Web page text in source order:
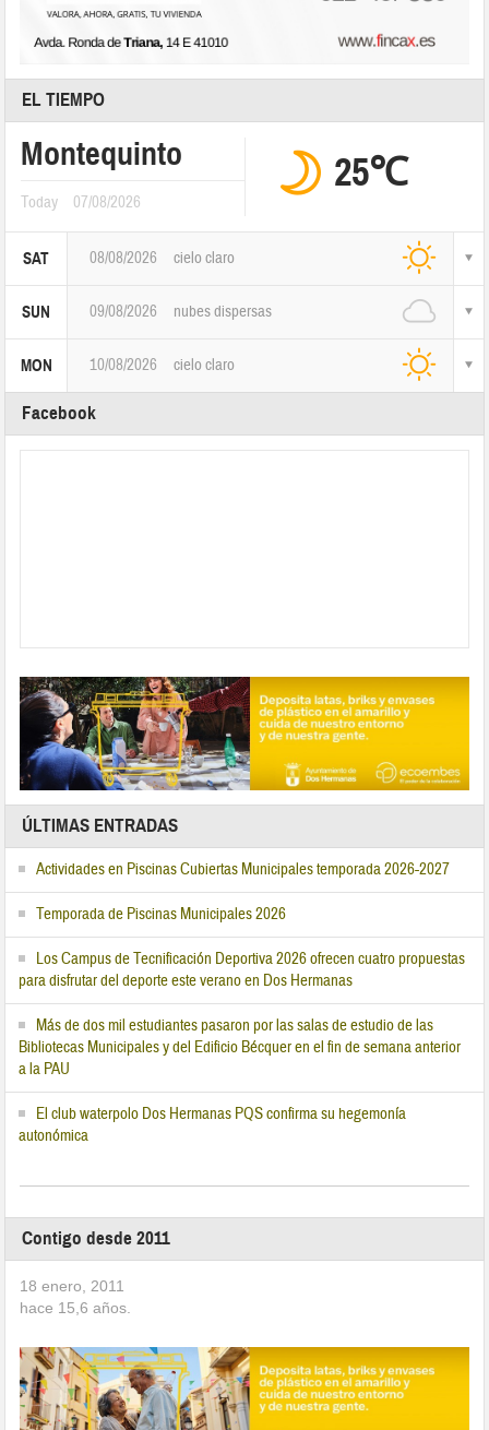
EL TIEMPO
Montequinto
Today 07/08/2026
25℃
SAT 08/08/2026 cielo claro
SUN 09/08/2026 nubes dispersas
MON 10/08/2026 cielo claro
Facebook
ÚLTIMAS ENTRADAS
Actividades en Piscinas Cubiertas Municipales temporada 2026-2027
Temporada de Piscinas Municipales 2026
Los Campus de Tecnificación Deportiva 2026 ofrecen cuatro propuestas
para disfrutar del deporte este verano en Dos Hermanas
Más de dos mil estudiantes pasaron por las salas de estudio de las
Bibliotecas Municipales y del Edificio Bécquer en el fin de semana anterior
a la PAU
El club waterpolo Dos Hermanas PQS confirma su hegemonía
autonómica
Contigo desde 2011
18 enero, 2011
hace 15,6 años.